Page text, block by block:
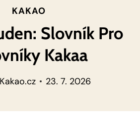
KAKAO
Slovník Pro
Kakaa
23. 7. 2026